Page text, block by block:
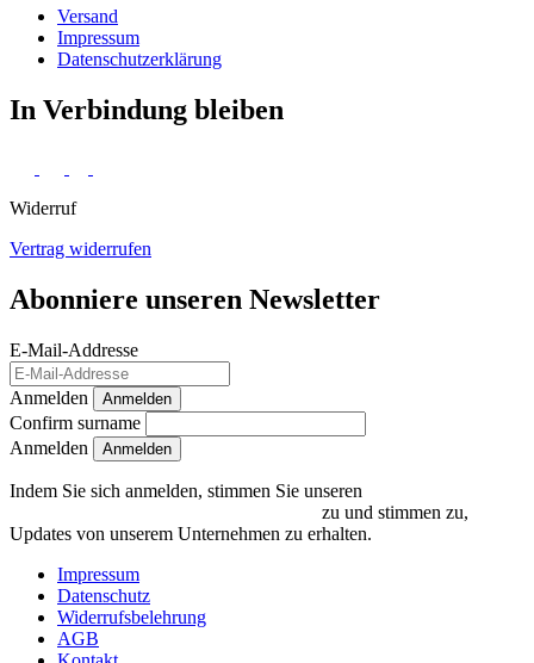
Versand
Impressum
Daten­schutz­erklärung
In Verbindung bleiben
Widerruf
Vertrag widerrufen
Abonniere unseren Newsletter
E-Mail-Addresse
Anmelden Anmelden
Confirm surname
Anmelden
Indem Sie sich anmelden, stimmen Sie unseren
zu und stimmen zu,
Updates von unserem Unternehmen zu erhalten.
Impressum
Datenschutz
Widerrufsbelehrung
AGB